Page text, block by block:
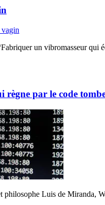
un vibromasseur qui
règne par le code
philosophe Luis de Miranda,